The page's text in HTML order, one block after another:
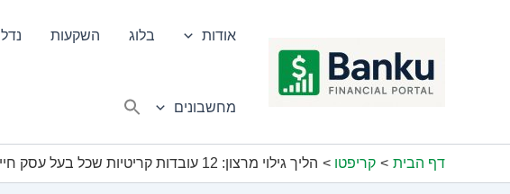
אודות בלוג השקעות
מחשבונים
דף הבית קריפטו הליך גילוי מרצון: 12 עובדות קריטיות שכל בעל עסק חייב לדעת